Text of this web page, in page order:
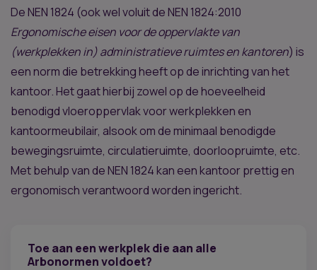
De NEN 1824 (ook wel voluit de NEN 1824:2010
Ergonomische eisen voor de oppervlakte van
(werkplekken in) administratieve ruimtes en kantoren) is
een norm die betrekking heeft op de inrichting van het
kantoor. Het gaat hierbij zowel op de hoeveelheid
benodigd vloeroppervlak voor werkplekken en
kantoormeubilair, alsook om de minimaal benodigde
bewegingsruimte, circulatieruimte, doorloopruimte, etc.
Met behulp van de NEN 1824 kan een kantoor prettig en
ergonomisch verantwoord worden ingericht.
Toe aan een werkplek die aan alle
Arbonormen voldoet?